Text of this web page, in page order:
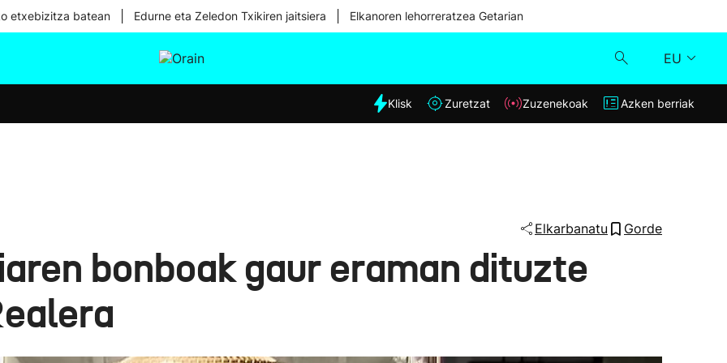
etxebizitza batean Edurne eta Zeledon Txikiren jaitsiera Elkanoren lehorreratzea Getarian
EU
Eguraldia
Klisk
Klisk Zuretzat Zuzenekoak Azken berriak
Elkarbanatu Gorde
bonboak gaur eraman dituzte